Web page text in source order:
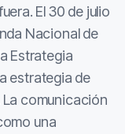
El 30 de julio
Nacional de
Estrategia
estrategia de
comunicación
una